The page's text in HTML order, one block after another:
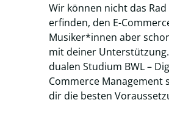
Wir können nicht das Rad
erfinden, den E-
Musiker*innen aber
mit deiner
dualen Studium BWL –
Commerce Management
dir die besten